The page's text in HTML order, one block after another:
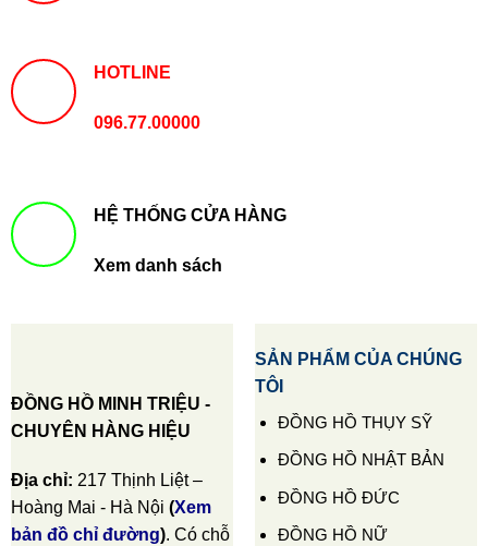
HOTLINE
096.77.00000
HỆ THỐNG CỬA HÀNG
Xem danh sách
ĐỒNG HỒ MINH TRIỆU -
CHUYÊN HÀNG HIỆU
Địa chỉ: 217 Thịnh Liệt –
Hoàng Mai - Hà Nội (Xem
bản đồ chỉ đường). Có chỗ
SẢN PHẨM CỦA CHÚNG
TÔI
ĐỒNG HỒ THỤY SỸ
ĐỒNG HỒ NHẬT BẢN
ĐỒNG HỒ ĐỨC
ĐỒNG HỒ NỮ